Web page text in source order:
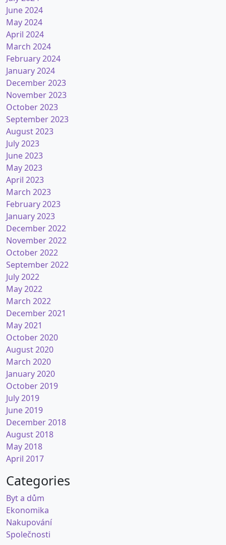
June 2024
May 2024
April 2024
March 2024
February 2024
January 2024
December 2023
November 2023
October 2023
September 2023
August 2023
July 2023
June 2023
May 2023
April 2023
March 2023
February 2023
January 2023
December 2022
November 2022
October 2022
September 2022
July 2022
May 2022
March 2022
December 2021
May 2021
October 2020
August 2020
March 2020
January 2020
October 2019
July 2019
June 2019
December 2018
August 2018
May 2018
April 2017
Categories
Byt a dům
Ekonomika
Nakupování
Společnosti